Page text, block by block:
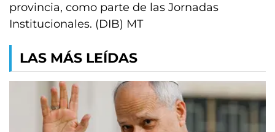
provincia, como parte de las Jornadas
Institucionales. (DIB) MT
LAS MÁS LEÍDAS